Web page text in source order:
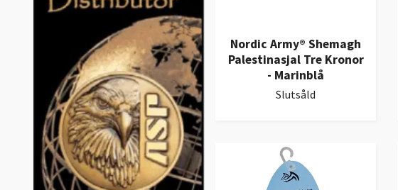
Nordic Army® Shemagh
Palestinasjal Tre Kronor
- Marinblå
Slutsåld